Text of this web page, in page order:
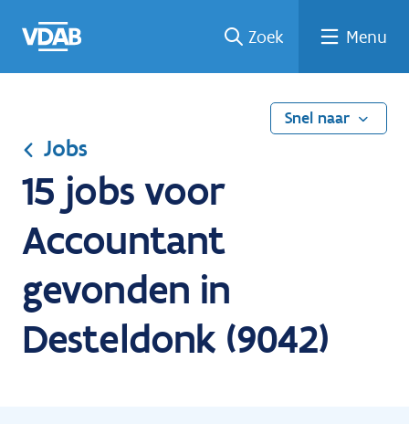
naar
een
een
job
naar
Zoek Menu
Snel naar
Jobs
15 jobs voor
Accountant
gevonden in
Desteldonk (9042)